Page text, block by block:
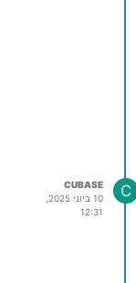
C
CUBASE
12:31